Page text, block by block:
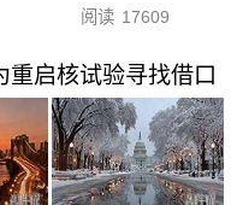
阅读 17609
重启核试验寻找借口